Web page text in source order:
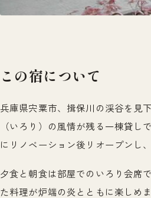
この宿について
兵庫県宍粟市、揖保川の渓谷を見
（いろり）の風情が残る一棟貸
にリノベーション後リオープンし
夕食と朝食は部屋でのいろり会席
た料理が炉端の炎とともに楽しめ